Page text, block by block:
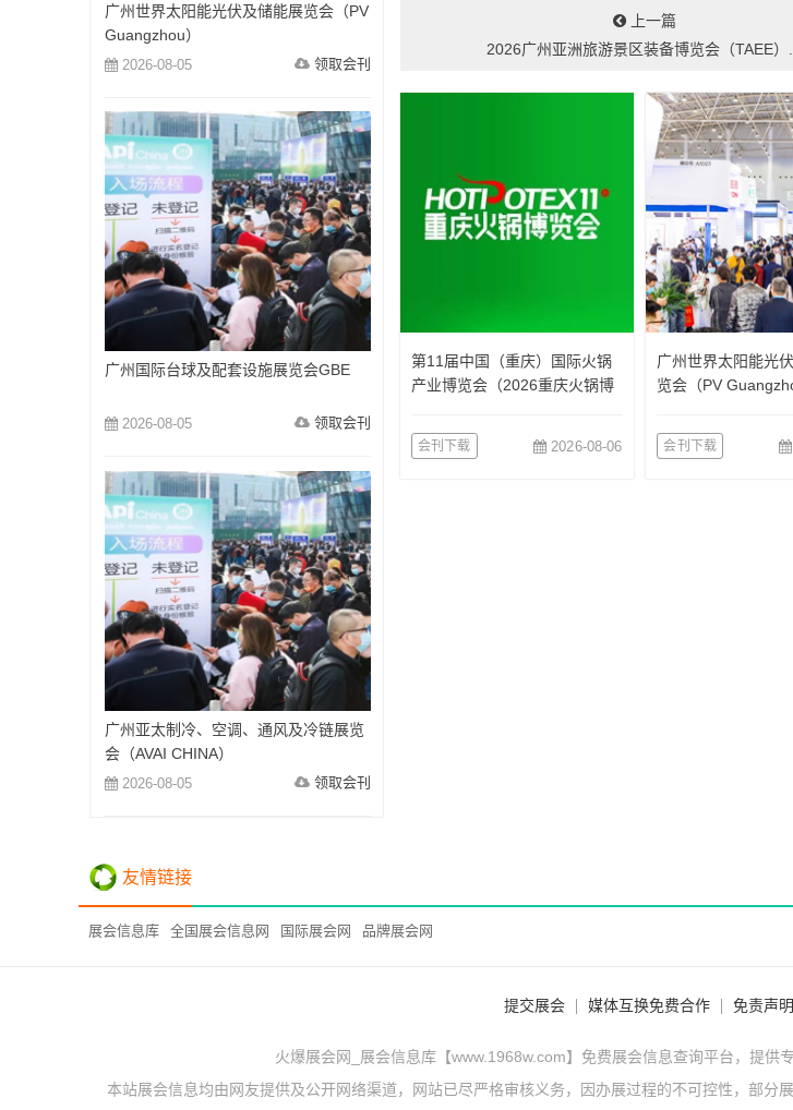
上一篇
2026广州亚洲旅游景区装备博览会（TAEE）...
第11届中国（重庆）国际火锅
产业博览会（2026重庆火锅博
会刊下载 2026-08-06
广州世界太阳能光
览会（PV
会刊下载
广州世界太阳能光伏及储能展览会（PV
Guangzhou）
2026-08-05 领取会刊
广州国际台球及配套设施展览会GBE
2026-08-05 领取会刊
广州亚太制冷、空调、通风及冷链展览
会（AVAI CHINA）
2026-08-05 领取会刊
友情链接
展会信息库 全国展会信息网 国际展会网 品牌展会网
提交展会 媒体互换免费合作 免责声明
火爆展会网_展会信息库【www.1968w.com】免费展会信息查询平台，提供
本站展会信息均由网友提供及公开网络渠道，网站已尽严格审核义务，因办展过程的不可控性，部分